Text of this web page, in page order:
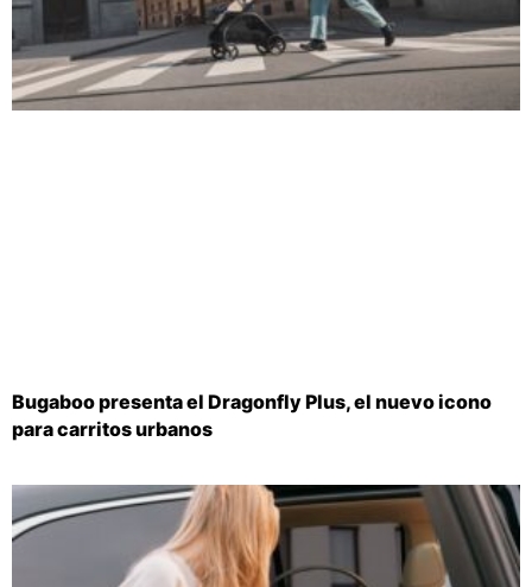
Bugaboo presenta el Dragonfly Plus, el nuevo icono
para carritos urbanos